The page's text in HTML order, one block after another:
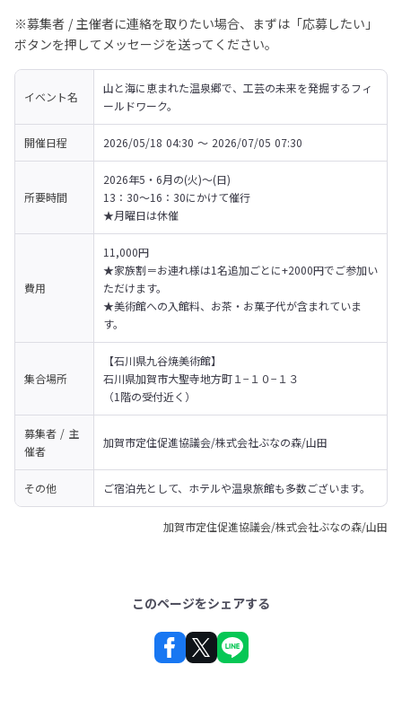
※募集者 / 主催者に連絡を取りたい場合、まずは「応募したい」
ボタンを押してメッセージを送ってください。
イベント名
山と海に恵まれた温泉郷で、工芸の未来を発掘するフィ
ールドワーク。
開催日程 2026/05/18 04:30 〜 2026/07/05 07:30
所要時間
2026年5・6月の(火)～(日)
13：30～16：30にかけて催行
★月曜日は休催
費用
11,000円
★家族割＝お連れ様は1名追加ごとに+2000円でご参加い
ただけます。
★美術館への入館料、お茶・お菓子代が含まれていま
す。
集合場所
【石川県九谷焼美術館】
石川県加賀市大聖寺地方町１−１０−１３
（1階の受付近く）
募集者 / 主
催者
加賀市定住促進協議会/株式会社ぶなの森/山田
その他 ご宿泊先として、ホテルや温泉旅館も多数ございます。
加賀市定住促進協議会/株式会社ぶなの森/山田
このページをシェアする